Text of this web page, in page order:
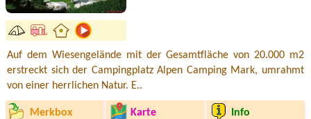
Auf dem Wiesengelände mit der Gesamtfläche von 20.000 m2
erstreckt sich der Campingplatz Alpen Camping Mark, umrahmt
von einer herrlichen Natur. E..
Merkbox Karte Info